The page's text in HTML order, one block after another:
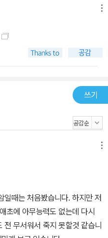
쓰기
일때는 처음봤습니다. 하지만 저
초에 아무능력도 없는데 다시
전 무서워서 죽지 못할것 같습니